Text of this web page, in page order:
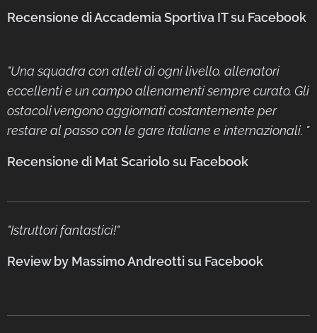
Recensione diAccademia Sportiva ITsu Facebook
"Una squadra con atleti di ogni livello, allenatori
eccellenti e un campo allenamenti sempre curato. Gli
ostacoli vengono aggiornati costantemente per
restare al passo con le gare italiane e internazionali. "
Recensione di Mat Scariolosu Facebook
"Istruttori fantastici!"
Review by Massimo Andreottisu Facebook